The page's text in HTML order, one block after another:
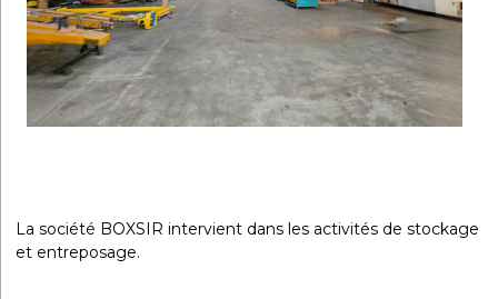
La société BOXSIR intervient dans les activités de stockage
et entreposage.